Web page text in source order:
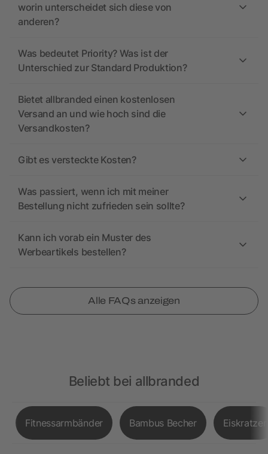
worin unterscheidet sich diese von
anderen?
Was bedeutet Priority? Was ist der
Unterschied zur Standard Produktion?
Bietet allbranded einen kostenlosen
Versand an und wie hoch sind die
Versandkosten?
Gibt es versteckte Kosten?
Was passiert, wenn ich mit meiner
Bestellung nicht zufrieden sein sollte?
Kann ich vorab ein Muster des
Werbeartikels bestellen?
Alle FAQs anzeigen
Beliebt bei allbranded
Fitnessarmbänder Bambus Becher Eiskratzer